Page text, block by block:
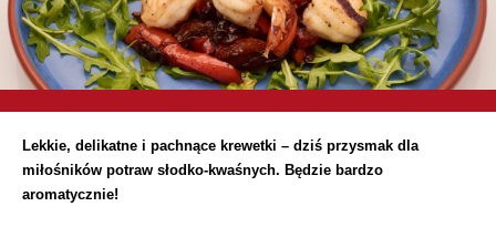
Lekkie, delikatne i pachnące krewetki – dziś przysmak dla
miłośników potraw słodko-kwaśnych. Będzie bardzo
aromatycznie!